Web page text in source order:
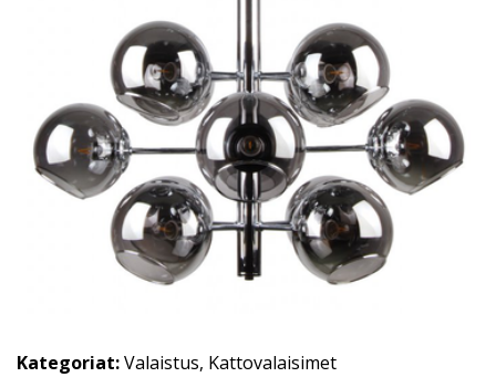
Kategoriat:Valaistus, Kattovalaisimet